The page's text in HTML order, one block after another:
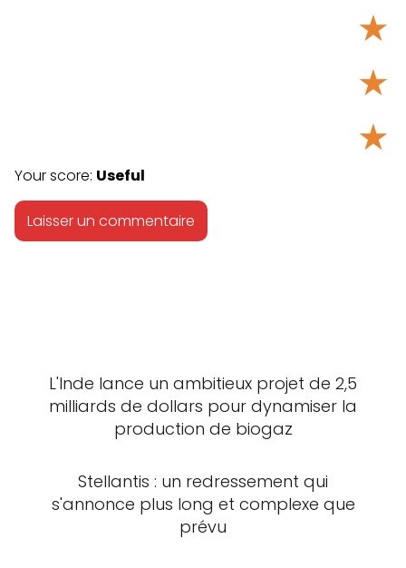
★
★
★
Your score: Useful
L'Inde lance un ambitieux projet de 2,5
milliards de dollars pour dynamiser la
production de biogaz
Stellantis : un redressement qui
s'annonce plus long et complexe que
prévu